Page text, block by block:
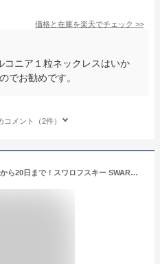
価格と在庫を楽天でチェック >>
コニア１粒ネックレスはいか
でお勧めです。
メント（2件）
エントリーP14倍！19日20時から20日まで！スワロフスキー SWAROVSKI ネックレス レディース Una ハート S ローズゴールド 5628657｜ アクセサリー【スペシャルラッピング660円(別売り)】